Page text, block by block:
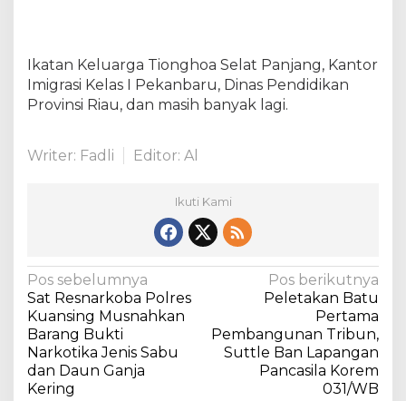
Ikatan Keluarga Tionghoa Selat Panjang, Kantor
Imigrasi Kelas I Pekanbaru, Dinas Pendidikan
Provinsi Riau, dan masih banyak lagi.
Writer: Fadli Editor: Al
Ikuti Kami
N
a
v
i
g
Pos sebelumnya
Sat Resnarkoba Polres
Kuansing Musnahkan
Barang Bukti
Narkotika Jenis Sabu
dan Daun Ganja
Kering
Pos berikutnya
Peletakan Batu
Pertama
Pembangunan Tribun,
Suttle Ban Lapangan
Pancasila Korem
031/WB